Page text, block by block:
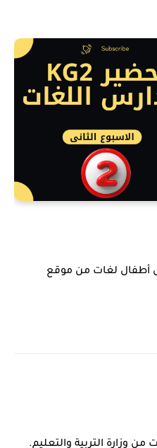
أطفال لغات من موقع
وزارة التربية والتعليم.